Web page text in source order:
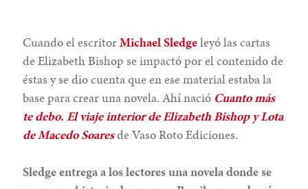
Cuando el escritorMichael Sledgeleyó las cartas
de Elizabeth Bishop se impactó por el contenido de
éstas y se dio cuenta que en ese material estaba la
base para crear una novela. Ahí nació Cuanto más
te debo. El viaje interior de Elizabeth Bishop y Lota
de Macedo Soaresde Vaso Roto Ediciones.
Sledge entrega a los lectores una novela donde se